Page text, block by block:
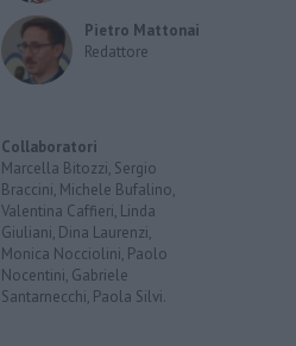
Pietro Mattonai
Redattore
Collaboratori
Marcella Bitozzi, Sergio
Braccini, Michele Bufalino,
Valentina Caffieri, Linda
Giuliani, Dina Laurenzi,
Monica Nocciolini, Paolo
Nocentini, Gabriele
Santarnecchi, Paola Silvi.